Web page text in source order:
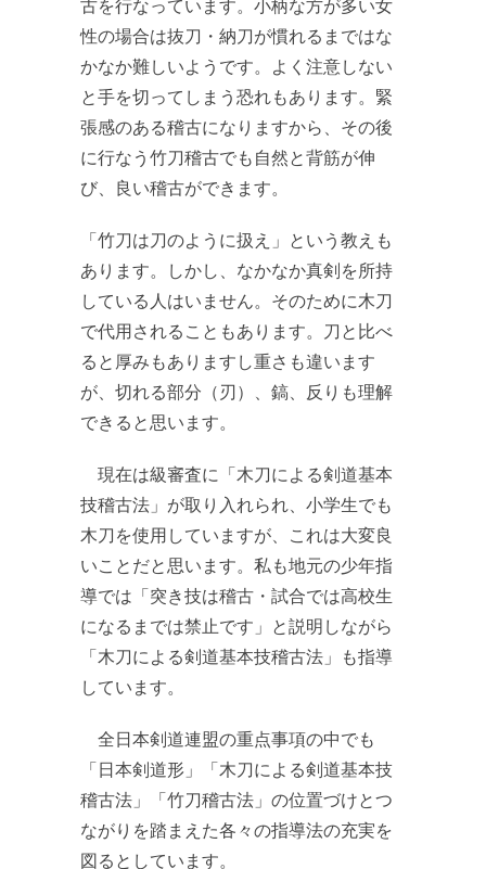
古を行なっています。小柄な方が多い女
性の場合は抜刀・納刀が慣れるまではな
かなか難しいようです。よく注意しない
と手を切ってしまう恐れもあります。緊
張感のある稽古になりますから、その後
に行なう竹刀稽古でも自然と背筋が伸
び、良い稽古ができます。
「竹刀は刀のように扱え」という教えも
あります。しかし、なかなか真剣を所持
している人はいません。そのために木刀
で代用されることもあります。刀と比べ
ると厚みもありますし重さも違います
が、切れる部分（刃）、鎬、反りも理解
できると思います。
現在は級審査に「木刀による剣道基本
技稽古法」が取り入れられ、小学生でも
木刀を使用していますが、これは大変良
いことだと思います。私も地元の少年指
導では「突き技は稽古・試合では高校生
になるまでは禁止です」と説明しながら
「木刀による剣道基本技稽古法」も指導
しています。
全日本剣道連盟の重点事項の中でも
「日本剣道形」「木刀による剣道基本技
稽古法」「竹刀稽古法」の位置づけとつ
ながりを踏まえた各々の指導法の充実を
図るとしています。